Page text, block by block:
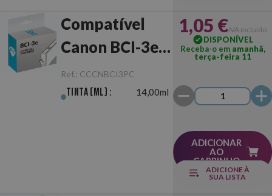
Compatível
Canon BCI-3e
Ciano Foto
Ref.: CCCNBCI3PC
Tinta (ml) : 14,00ml
1,05 €IVA incluído
DISPONÍVEL
Receba-o em amanhã,
terça-feira 11
ADICIONAR
AO
CARRINHO
ADICIONE À
SUA LISTA